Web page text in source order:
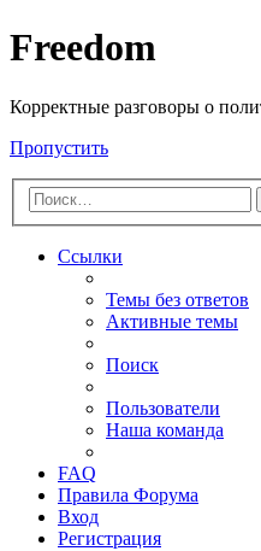
Freedom
Корректные разговоры о
Пропустить
Ссылки
Темы без ответов
Активные темы
Поиск
Пользователи
Наша команда
FAQ
Правила Форума
Вход
Регистрация